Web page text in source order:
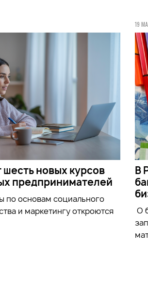
новых курсов
предпринимателей
по основам социального
и маркетингу откроются
19
В
О